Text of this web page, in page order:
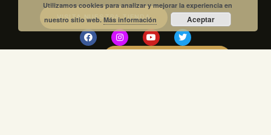
VISITA NUESTRA TIENDA
Utilizamos cookies para analizar y mejorar la experiencia en
nuestro sitio web.Más información Aceptar